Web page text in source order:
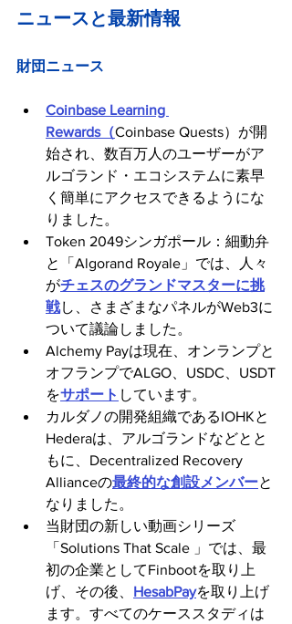
ニュースと最新情報
財団ニュース
Coinbase Learning
Rewards（Coinbase Quests）が開
始され、数百万人のユーザーがア
ルゴランド・エコシステムに素早
く簡単にアクセスできるようにな
りました。
Token 2049シンガポール：細動弁
と「Algorand Royale」では、人々
がチェスのグランドマスターに挑
戦し、さまざまなパネルがWeb3に
ついて議論しました。
Alchemy Payは現在、オンランプと
オフランプでALGO、USDC、USDT
をサポート しています。
カルダノの開発組織であるIOHKと
Hederaは、アルゴランドなどとと
もに、Decentralized Recovery
Allianceの最終的な創設メンバーと
なりました。
当財団の新しい動画シリーズ
「Solutions That Scale 」では、最
初の企業としてFinbootを取り上
げ、その後、 HesabPayを取り上げ
ます。すべてのケーススタディは